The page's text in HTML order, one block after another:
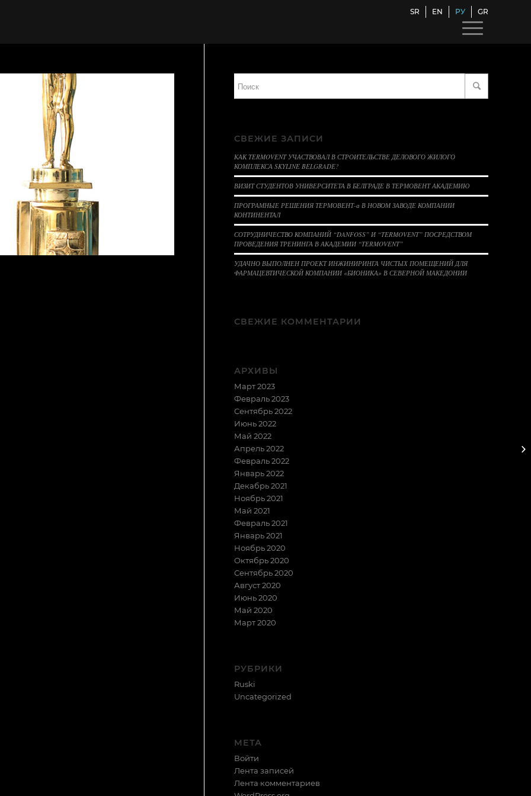
SR EN РУ GR
СВЕЖИЕ ЗАПИСИ
КАК TERMOVENT УЧАСТВОВАЛ В СТРОИТЕЛЬСТВЕ ДЕЛОВОГО ЖИЛОГО
КОМПЛЕКСА SKYLINE BELGRADE?
ВИЗИТ СТУДЕНТОВ УНИВЕРСИТЕТА В БЕЛГРАДЕ В ТЕРМОВЕНТ АКАДЕМИЮ
ПРОГРАМНЫЕ РЕШЕНИЯ ТЕРМОВЕНТ-а В НОВОМ ЗАВОДЕ КОМПАНИИ
КОНТИНЕНТАЛ
СОТРУДНИЧЕСТВО КОМПАНИЙ “DANFOSS” И “TERMOVENT” ПОСРЕДСТВОМ
ПРОВЕДЕНИЯ ТРЕНИНГА В АКАДЕМИИ “TERMOVENT”
УДАЧНО ВЫПОЛНЕН ПРОЕКТ ИНЖИНИРИНГА ЧИСТЫХ ПОМЕЩЕНИЙ ДЛЯ
ФАРМАЦЕВТИЧЕСКОЙ КОМПАНИИ «БИОНИКА» В СЕВЕРНОЙ МАКЕДОНИИ
СВЕЖИЕ КОММЕНТАРИИ
АРХИВЫ
Март 2023
Февраль 2023
Сентябрь 2022
Июнь 2022
Май 2022
Апрель 2022
Февраль 2022
Январь 2022
Декабрь 2021
Ноябрь 2021
Май 2021
Февраль 2021
Январь 2021
Ноябрь 2020
Октябрь 2020
Сентябрь 2020
Август 2020
Июнь 2020
Май 2020
Март 2020
РУБРИКИ
Ruski
Uncategorized
МЕТА
Войти
Лента записей
Лента комментариев